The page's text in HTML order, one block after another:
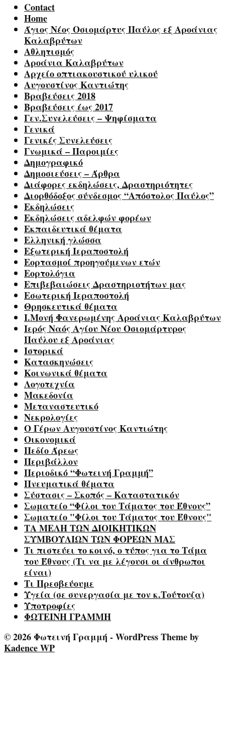
Contact
Home
Άγιος Νέος Οσιομάρτυς Παύλος εξ Αροάνιας
Καλαβρύτων
Αθλητισμός
Αροάνια Καλαβρύτων
Αρχείο οπτιακουστικού υλικού
Αυγουστίνος Καντιώτης
Βραβεύσεις 2018
Βραβεύσεις έως 2017
Γεν.Συνελεύσεις – Ψηφίσματα
Γενικά
Γενικές Συνελεύσεις
Γνωμικά – Παροιμίες
Δημογραφικό
Δημοσιεύσεις – Άρθρα
Διάφορες εκδηλώσεις, Δραστηριότητες
Διορθόδοξος σύνδεσμος “Απόστολος Παύλος”
Εκδηλώσεις
Εκδηλώσεις αδελφών φορέων
Εκπαιδευτικά θέματα
Ελληνική γλώσσα
Εξωτερική Ιεραποστολή
Εορτασμοί προηγούμενων ετών
Εορτολόγια
Επιβεβαιώσεις Δραστηριοτήτων μας
Εσωτερική Ιεραποστολή
Θρησκευτικά θέματα
Ι.Μονή Φανερωμένης Αροάνιας Καλαβρύτων
Ιερός Ναός Αγίου Νέου Οσιομάρτυρος
Παύλου εξ Αροάνιας
Ιστορικά
Κατασκηνώσεις
Κοινωνικά θέματα
Λογοτεχνία
Μακεδονία
Μεταναστευτικό
Νεκρολογίες
Ο Γέρων Αυγουστίνος Καντιώτης
Οικονομικά
Πεδίο Άρεως
Περιβάλλον
Περιοδικό “Φωτεινή Γραμμή”
Πνευματικά θέματα
Σύστασις – Σκοπός – Καταστατικόν
Σωματείο “Φίλοι του Τάματος του Έθνους”
Σωματείο "Φίλοι του Τάματος του Έθνους"
ΤΑ ΜΕΛΗ ΤΩΝ ΔΙΟΙΚΗΤΙΚΩΝ
ΣΥΜΒΟΥΛΙΩΝ ΤΩΝ ΦΟΡΕΩΝ ΜΑΣ
Τι πιστεύει το κοινό, ο τύπος για το Τάμα
του Έθνους (Τι να με λέγουσι οι άνθρωποι
είναι)
Τι Πρεσβεύουμε
Υγεία (σε συνεργασία με τον κ.Τούτουζα)
Υποτροφίες
ΦΩΤΕΙΝΗ ΓΡΑΜΜΗ
© 2026 Φωτεινή Γραμμή - WordPress Theme by
Kadence WP